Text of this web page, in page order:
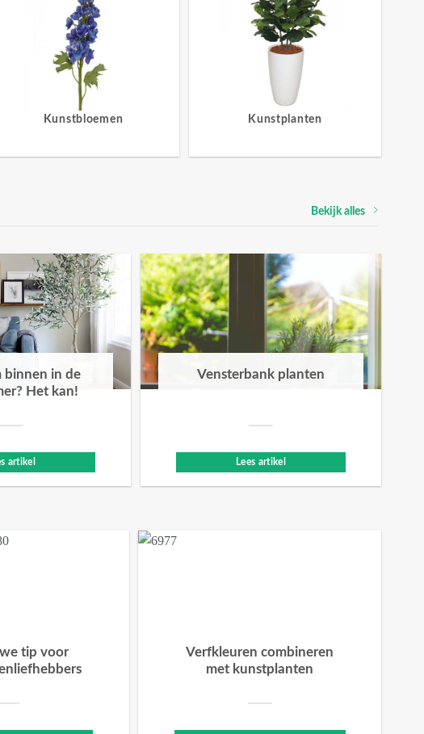
Kunstbloemen Kunstplanten
Bekijk alles
binnen in de
Het kan!
artikel
Vensterbank planten
Lees artikel
tip voor
Verfkleuren combineren
met kunstplanten